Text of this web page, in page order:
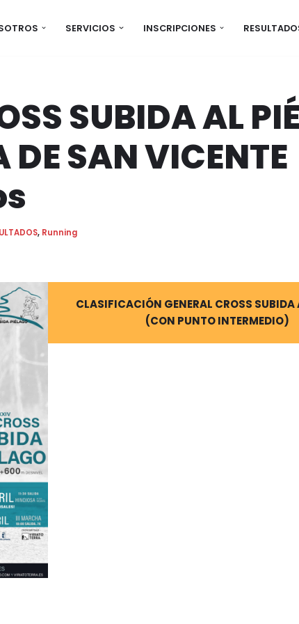
SERVICIOS INSCRIPCIONES
SUBIDA AL
SAN VICENTE
, Running
CLASIFICACIÓN GENERAL CROSS SUBIDA
(CON PUNTO INTERMEDIO)